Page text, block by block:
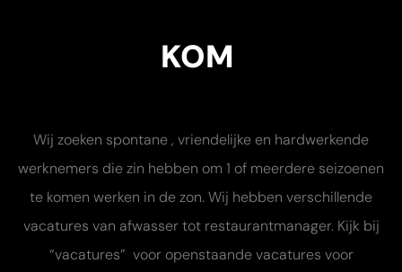
KOM
Wij zoeken spontane , vriendelijke en hardwerkende
werknemers die zin hebben om 1 of meerdere seizoenen
te komen werken in de zon. Wij hebben verschillende
vacatures van afwasser tot restaurantmanager. Kijk bij
“vacatures” voor openstaande vacatures voor